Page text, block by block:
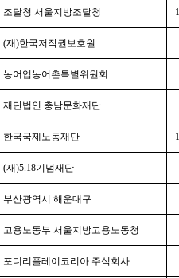
조달청 서울지방조달청
(재)한국저작권보호원
농어업농어촌특별위원회
재단법인 충남문화재단
한국국제노동재단
(재)5.18기념재단
부산광역시 해운대구
고용노동부 서울지방고용노동청
포디리플레이코리아 주식회사